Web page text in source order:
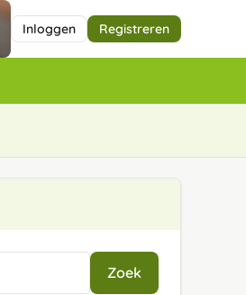
Inloggen Registreren
Zoek